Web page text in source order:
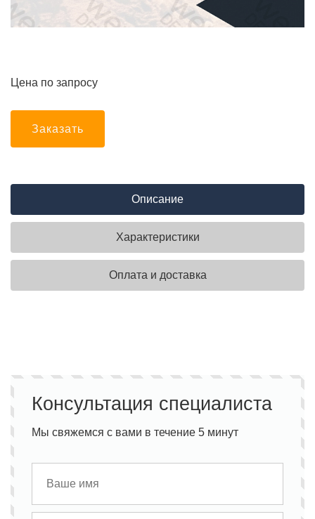
Цена по запросу
Заказать
Описание
Характеристики
Оплата и доставка
Консультация специалиста
Мы свяжемся с вами в течение 5 минут